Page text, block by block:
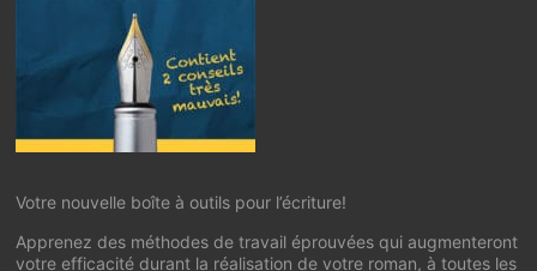
Votre nouvelle boîte à outils pour l’écriture!
Apprenez des méthodes de travail éprouvées qui augmenteront
votre efficacité durant la réalisation de votre roman, à toutes les